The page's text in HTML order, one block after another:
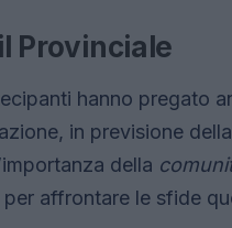
Provinciale
hanno pregato
in previsione
della
affrontare le sfide